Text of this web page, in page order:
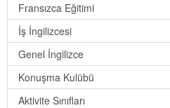
Fransızca Eğitimi
İş İngilizcesi
Genel İngilizce
Konuşma Kulübü
Aktivite Sınıfları